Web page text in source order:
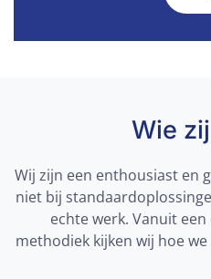
Wie
Wij zijn een enthousiast en
niet bij
echte werk. Vanuit
methodiek kijken wij hoe